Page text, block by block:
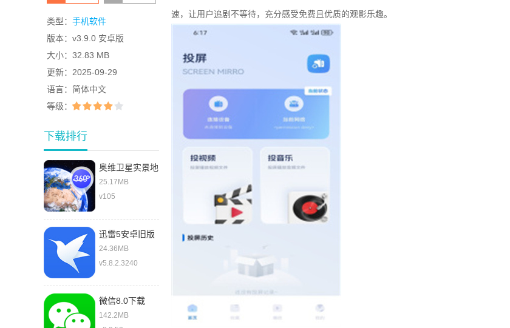
类型： 手机软件
版本： v3.9.0 安卓版
大小： 32.83 MB
更新： 2025-09-29
语言： 简体中文
等级：
下载排行
奥维卫星实景地
图免费
25.17MB
v105
迅雷5安卓旧版
本
24.36MB
v5.8.2.3240
微信8.0下载
2021最新版
142.2MB
速，让用户追剧不等待，充分感受免费且优质的观影乐趣。